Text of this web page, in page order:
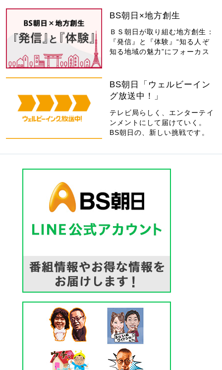
BS朝日×地方創生
ＢＳ朝日が取り組む地方創生：
『発信』と『体験』“知る人ぞ
知る地域の魅力”にフォーカス
BS朝日「ウェルビーイン
グ放送中！」
テレビ局らしく、エンターテイ
ンメントにして届けていく。
BS朝日の、新しい挑戦です。